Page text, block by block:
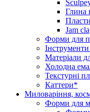
Глина
Jam
Форми для
Матеріали
Холодна
Текстурні
Каттери*
Миловаріння,
Форми для